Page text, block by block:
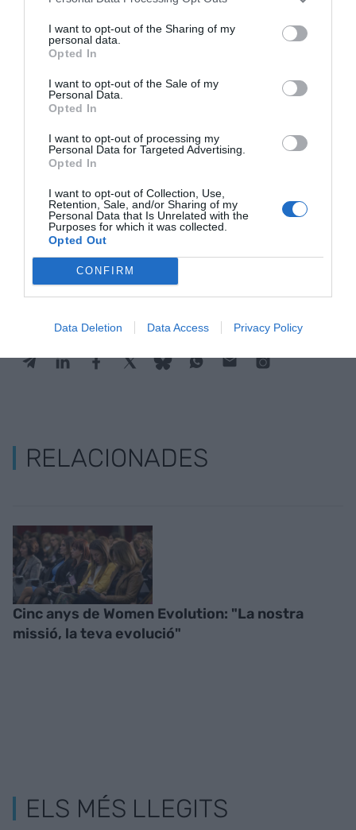
I want to opt-out of the Sharing of my
personal data.
Opted In
I want to opt-out of the Sale of my
Personal Data.
Opted In
I want to opt-out of processing my
Personal Data for Targeted Advertising.
Opted In
I want to opt-out of Collection, Use,
Retention, Sale, and/or Sharing of my
Personal Data that Is Unrelated with the
Purposes for which it was collected.
Opted Out
CONFIRM
Data Deletion Data Access Privacy Policy
Per l'alcalde de Sant Cugat,
Josep Maria Vallès,
la celebració del Women Evolution situa la ciutat al
"mapa de l'emprenedoria i la igualtat": "És una cita
valors com la cooperació, la resiliència, la
paciència o la generositat, que ha vinculat
especialment a les dones: "No són febleses, són
autèntiques fortaleses". "Escoltem de veritat a les
AfegirVIA Empresa
Estigues informat amb les últimes notícies d'actualitat
RELACIONADES
Cinc anys de Women Evolution: "La nostra
missió, la teva evolució"
ELS MÉS LLEGITS